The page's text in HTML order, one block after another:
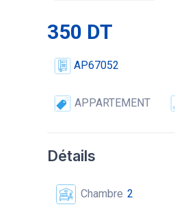
350 DT
AP67052
APPARTEMENT
Détails
Chambre 2